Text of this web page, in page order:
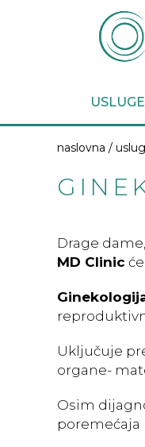
USLUGE
naslovna /
Drage
MD Clinic
Uključuje
organe-
Osim